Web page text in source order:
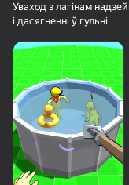
Уваход з лагінам
і дасягненні ў гульні